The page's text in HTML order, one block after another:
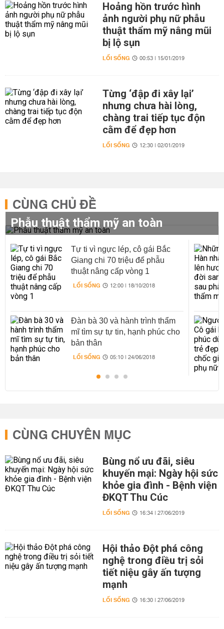
Hoảng hồn trước hình
ảnh người phụ nữ phẫu
thuật thẩm mỹ nâng mũi
bị lộ sụn
LỐI SỐNG 00:53 | 15/01/2019
Từng ‘đập đi xây lại’
nhưng chưa hài lòng,
chàng trai tiếp tục độn
cằm để đẹp hơn
LỐI SỐNG 12:30 | 02/01/2019
CÙNG CHỦ ĐỀ
Phẫu thuật thẩm mỹ an toàn
Tự ti vì ngực lép, cô gái Bắc
Giang chi 70 triệu để phẫu
thuật nâng cấp vòng 1
LỐI SỐNG 12:00 | 18/10/2018
Đàn bà 30 và hành trình thẩm
mĩ tìm sự tự tin, hạnh phúc cho
bản thân
LỐI SỐNG 05:10 | 24/06/2018
CÙNG CHUYÊN MỤC
Bùng nổ ưu đãi, siêu
khuyến mại: Ngày hội sức
khỏe gia đình - Bệnh viện
ĐKQT Thu Cúc
LỐI SỐNG 16:34 | 27/06/2019
Hội thảo Đột phá công
nghệ trong điều trị sỏi
tiết niệu gây ấn tượng
mạnh
LỐI SỐNG 16:30 | 27/06/2019